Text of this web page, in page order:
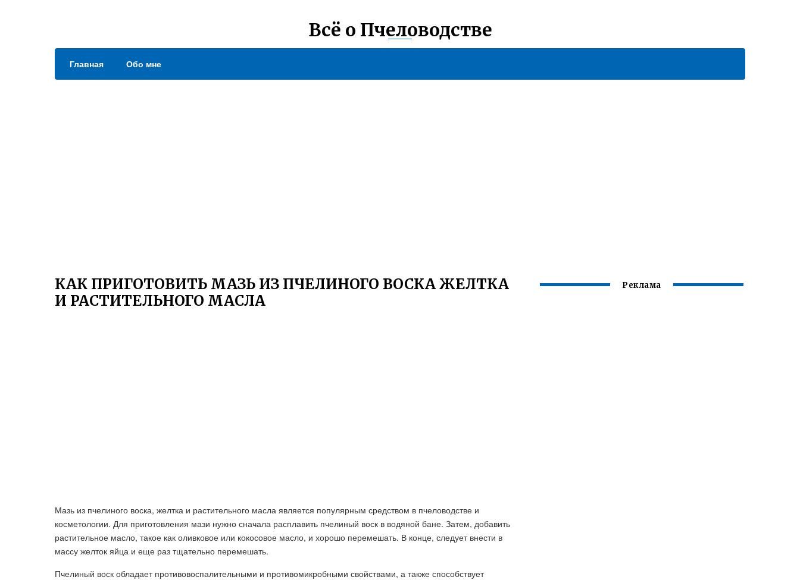
Всё о Пчеловодстве
Главная Обо мне
КАК ПРИГОТОВИТЬ МАЗЬ ИЗ ПЧЕЛИНОГО ВОСКА ЖЕЛТКА
И РАСТИТЕЛЬНОГО МАСЛА
Мазь из пчелиного воска, желтка и растительного масла является популярным средством в пчеловодстве и
косметологии. Для приготовления мази нужно сначала расплавить пчелиный воск в водяной бане. Затем, добавить
растительное масло, такое как оливковое или кокосовое масло, и хорошо перемешать. В конце, следует внести в
массу желток яйца и еще раз тщательно перемешать.
Пчелиный воск обладает противовоспалительными и противомикробными свойствами, а также способствует
Реклама